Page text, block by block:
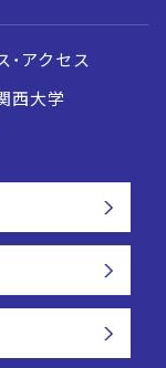
・アクセス
西大学